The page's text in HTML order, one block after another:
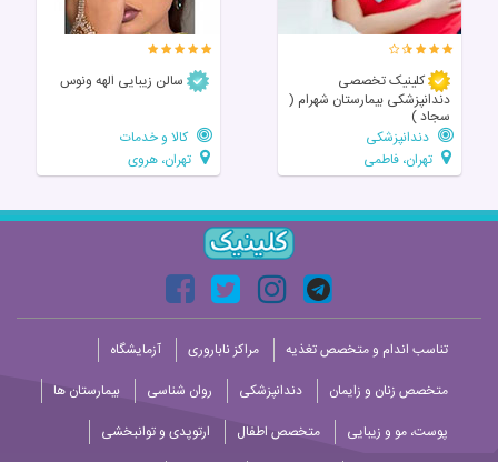
کلینیک تخصصی
دندانپزشکی بیمارستان شهرام (
سجاد )
دندانپزشکی
تهران، فاطمی
سالن زیبایی الهه ونوس
کالا و خدمات
تهران، هروی
تناسب اندام و متخصص تغذیه مراکز ناباروری
آزمایشگاه
متخصص زنان و زایمان
دندانپزشکی روان شناسی
بیمارستان ها
پوست، مو و زیبایی
متخصص اطفال ارتوپدی و توانبخشی